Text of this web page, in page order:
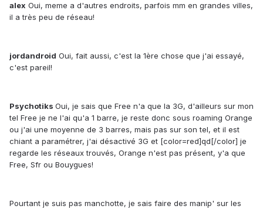
alex Oui, meme a d'autres endroits, parfois mm en grandes villes,
il a très peu de réseau!
jordandroid Oui, fait aussi, c'est la 1ère chose que j'ai essayé,
c'est pareil!
Psychotiks Oui, je sais que Free n'a que la 3G, d'ailleurs sur mon
tel Free je ne l'ai qu'a 1 barre, je reste donc sous roaming Orange
ou j'ai une moyenne de 3 barres, mais pas sur son tel, et il est
chiant a paramétrer, j'ai désactivé 3G et [color=red]qd[/color] je
regarde les réseaux trouvés, Orange n'est pas présent, y'a que
Free, Sfr ou Bouygues!
Pourtant je suis pas manchotte, je sais faire des manip' sur les